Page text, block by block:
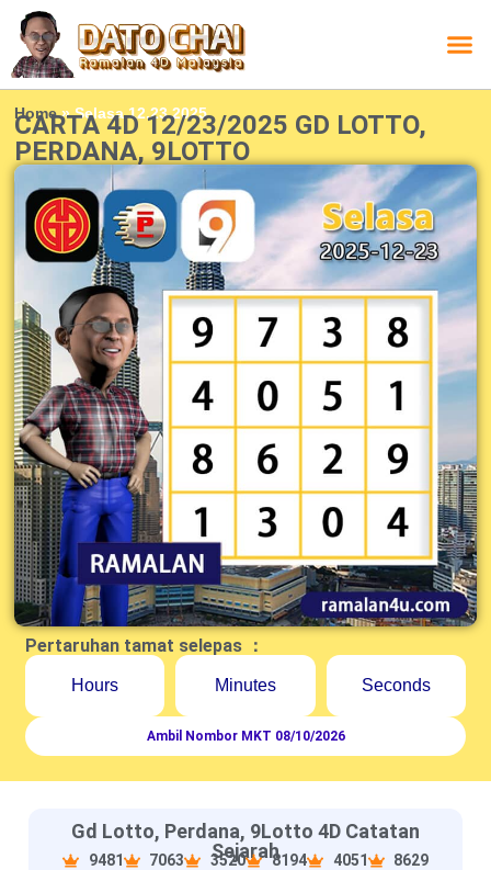
Home»Selasa 12.23.2025
CARTA 4D 12/23/2025 GD LOTTO,
PERDANA, 9LOTTO
Pertaruhan tamat selepas ：
Hours Minutes Seconds
Ambil Nombor MKT 08/10/2026
Gd Lotto, Perdana, 9Lotto 4D Catatan
Sejarah
9481 7063 3520 8194 4051
8629